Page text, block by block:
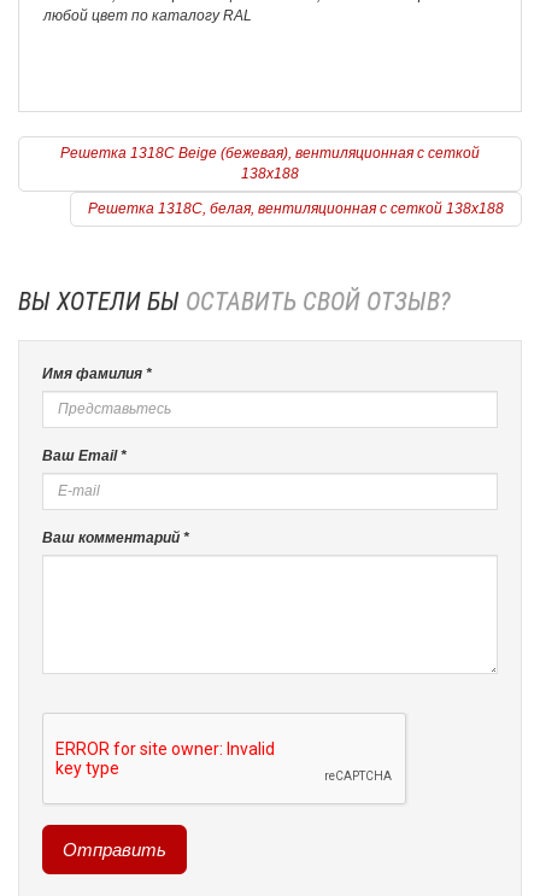
любой цвет по каталогу RAL
Решетка 1318С Beige (бежевая), вентиляционная с сеткой
138х188
Решетка 1318С, белая, вентиляционная с сеткой 138х188
ВЫ ХОТЕЛИ БЫ ОСТАВИТЬ СВОЙ ОТЗЫВ?
Имя фамилия *
Ваш Email *
Ваш комментарий *